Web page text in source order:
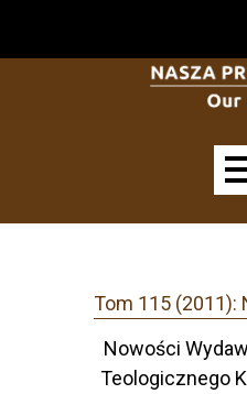
Tom 115 (2011):
Nowości
Teologicznego